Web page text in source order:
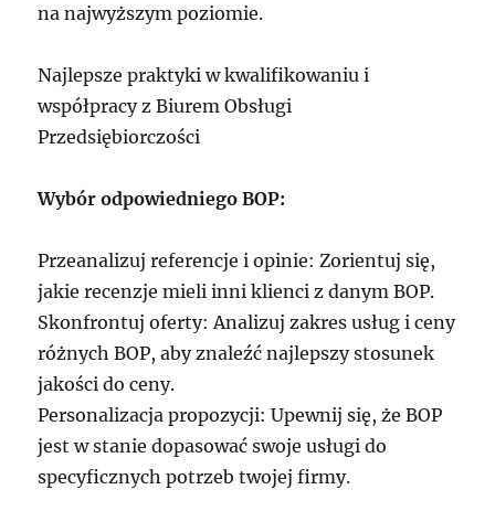
na najwyższym poziomie.
Najlepsze praktyki w kwalifikowaniu i
współpracy z Biurem Obsługi
Przedsiębiorczości
Wybór odpowiedniego BOP:
Przeanalizuj referencje i opinie: Zorientuj się,
jakie recenzje mieli inni klienci z danym BOP.
Skonfrontuj oferty: Analizuj zakres usług i ceny
różnych BOP, aby znaleźć najlepszy stosunek
jakości do ceny.
Personalizacja propozycji: Upewnij się, że BOP
jest w stanie dopasować swoje usługi do
specyficznych potrzeb twojej firmy.